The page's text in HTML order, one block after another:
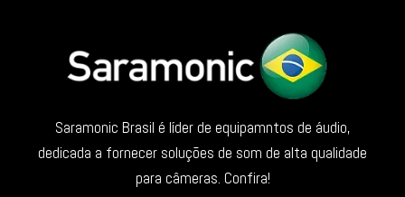
Saramonic Brasil é líder de equipamntos de áudio,
dedicada a fornecer soluções de som de alta qualidade
para câmeras. Confira!